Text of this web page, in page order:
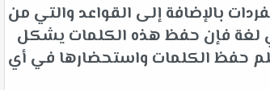
بالإضافة إلى القواعد والتي من
لغة فإن حفظ هذه الكلمات يشكل
حفظ الكلمات واستحضارها في أي